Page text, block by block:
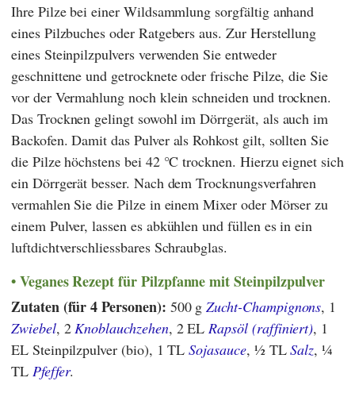
Ihre Pilze bei einer Wildsammlung sorgfältig anhand
eines Pilzbuches oder Ratgebers aus. Zur Herstellung
eines Steinpilzpulvers verwenden Sie entweder
geschnittene und getrocknete oder frische Pilze, die Sie
vor der Vermahlung noch klein schneiden und trocknen.
Das Trocknen gelingt sowohl im Dörrgerät, als auch im
Backofen. Damit das Pulver als Rohkost gilt, sollten Sie
die Pilze höchstens bei 42 °C trocknen. Hierzu eignet sich
ein Dörrgerät besser. Nach dem Trocknungsverfahren
vermahlen Sie die Pilze in einem Mixer oder Mörser zu
einem Pulver, lassen es abkühlen und füllen es in ein
luftdichtverschliessbares Schraubglas.
Veganes Rezept für Pilzpfanne mitSteinpilzpulver
Zutaten (für 4 Personen): 500 gZucht-Champignons, 1
Zwiebel, 2Knoblauchzehen, 2 ELRapsöl (raffiniert), 1
EL Steinpilzpulver (bio), 1 TLSojasauce, ½ TLSalz, ¼
TL Pfeffer.